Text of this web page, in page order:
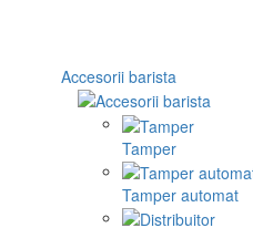
Accesorii barista
Tamper
Tamper automat